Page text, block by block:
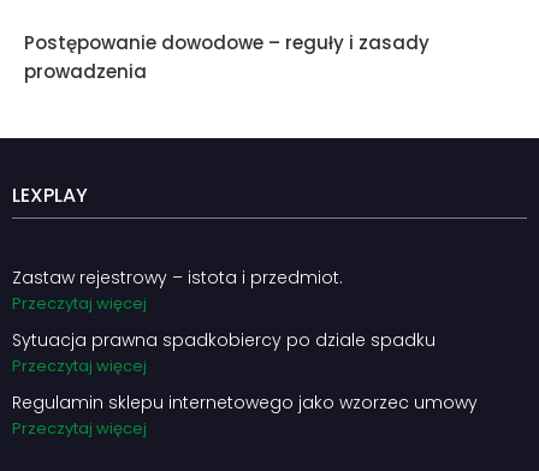
Postępowanie dowodowe – reguły i zasady
prowadzenia
LEXPLAY
Zastaw rejestrowy – istota i przedmiot.
Przeczytaj więcej
Sytuacja prawna spadkobiercy po dziale spadku
Przeczytaj więcej
Regulamin sklepu internetowego jako wzorzec umowy
Przeczytaj więcej